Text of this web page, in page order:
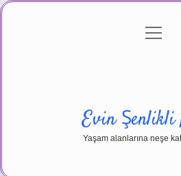
Gizlilik menüyü
Evin Şenlikli
Yaşam alanlarına neşe